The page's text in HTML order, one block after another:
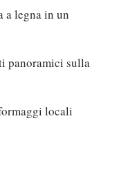
a legna in un
panoramici sulla
locali